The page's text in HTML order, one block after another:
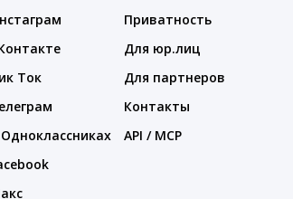
Ток
Приватность
Для юр.лиц
Для партнеров
Контакты
API / MCP